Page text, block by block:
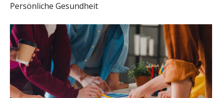
Persönliche Gesundheit